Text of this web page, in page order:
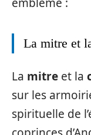
emblème :
La mitre et
La mitre et la
sur les
spirituelle de